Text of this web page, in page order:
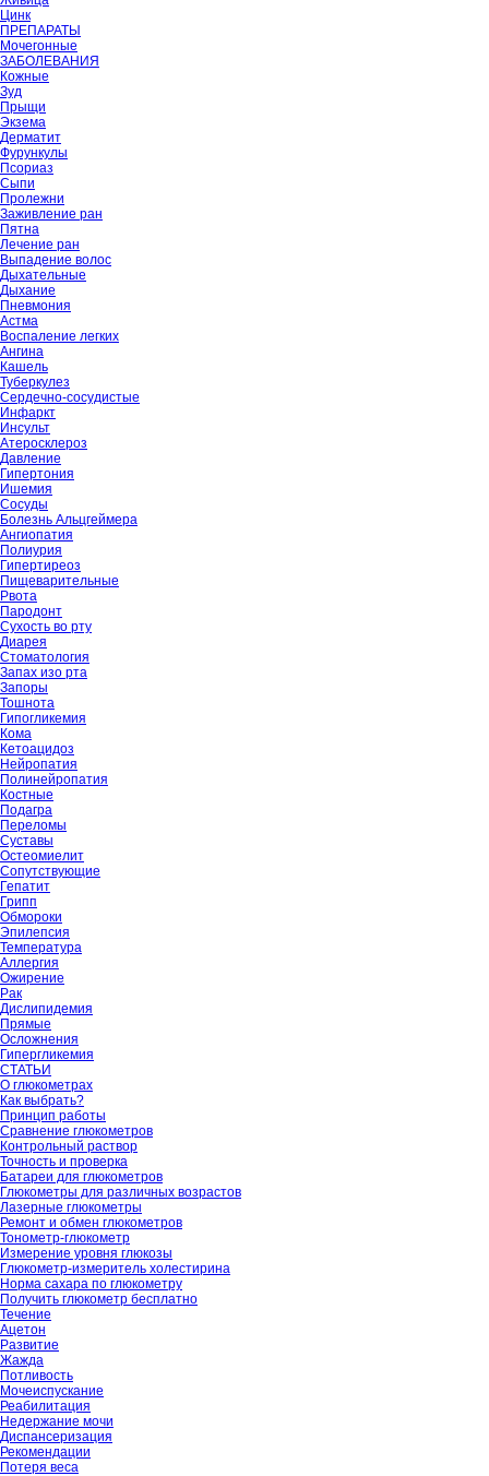
Цинк
ПРЕПАРАТЫ
Мочегонные
ЗАБОЛЕВАНИЯ
Кожные
Зуд
Прыщи
Экзема
Дерматит
Фурункулы
Псориаз
Сыпи
Пролежни
Заживление ран
Пятна
Лечение ран
Выпадение волос
Дыхательные
Дыхание
Пневмония
Астма
Воспаление легких
Ангина
Кашель
Туберкулез
Сердечно-сосудистые
Инфаркт
Инсульт
Атеросклероз
Давление
Гипертония
Ишемия
Сосуды
Болезнь Альцгеймера
Ангиопатия
Полиурия
Гипертиреоз
Пищеварительные
Рвота
Пародонт
Сухость во рту
Диарея
Стоматология
Запах изо рта
Запоры
Тошнота
Гипогликемия
Кома
Кетоацидоз
Нейропатия
Полинейропатия
Костные
Подагра
Переломы
Суставы
Остеомиелит
Сопутствующие
Гепатит
Грипп
Обмороки
Эпилепсия
Температура
Аллергия
Ожирение
Рак
Дислипидемия
Прямые
Осложнения
Гипергликемия
СТАТЬИ
О глюкометрах
Как выбрать?
Принцип работы
Сравнение глюкометров
Контрольный раствор
Точность и проверка
Батареи для глюкометров
Глюкометры для различных возрастов
Лазерные глюкометры
Ремонт и обмен глюкометров
Тонометр-глюкометр
Измерение уровня глюкозы
Глюкометр-измеритель холестирина
Норма сахара по глюкометру
Получить глюкометр бесплатно
Течение
Ацетон
Развитие
Жажда
Потливость
Мочеиспускание
Реабилитация
Недержание мочи
Диспансеризация
Рекомендации
Потеря веса